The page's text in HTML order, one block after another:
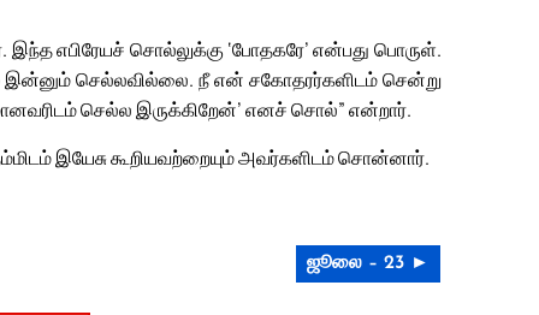
இந்த எபிரேயச் சொல்லுக்கு ‘போதகரே’ என்பது பொருள்.
இன்னும் செல்லவில்லை. நீ என் சகோதரர்களிடம் சென்று
செல்ல இருக்கிறேன்’ எனச் சொல்” என்றார்.
இயேசு கூறியவற்றையும் அவர்களிடம் சொன்னார்.
ஜூலை – 23 ►